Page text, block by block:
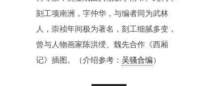
刻工项南洲，字仲华，与编者同为武林
人，崇祯年间极为著名，刻工细腻多变，
曾与人物画家陈洪绶、魏先合作《西厢
记》插图。（介绍参考： 吴骚合编）